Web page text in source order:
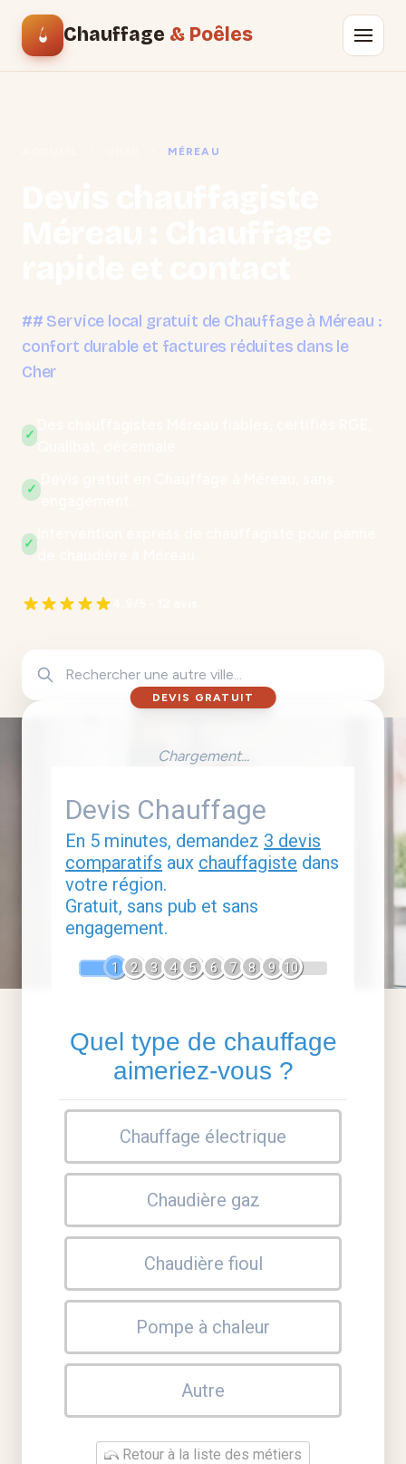
Chauffage & Poêles
MÉREAU
## Service local gratuit de Chauffage à Méreau :
confort durable et factures réduites dans le
Cher
✓
✓
✓
de chaudière à Méreau.
DEVIS GRATUIT
Chargement...
Devis Chauffage
En 5 minutes, demandez 3 devis
comparatifs aux chauffagiste dans
votre région.
Gratuit, sans pub et sans
engagement.
1 2 3 4 5 6 7 8 9 10
Quel type de chauffage
aimeriez-vous ?
Chauffage électrique
Chaudière gaz
Chaudière fioul
Pompe à chaleur
Autre
Retour à la liste des métiers